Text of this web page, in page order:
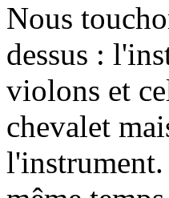
Nous
dessus :
violons et
chevalet
l'instrument.